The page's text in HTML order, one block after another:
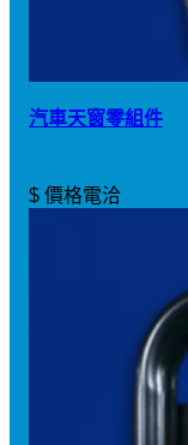
汽車天窗零組件
$ 價格電洽